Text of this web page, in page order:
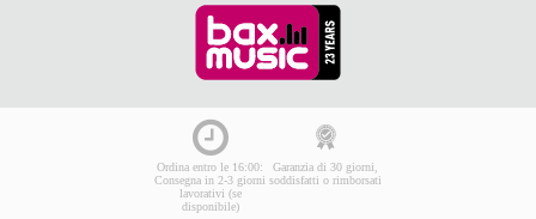
Ordina entro le 16:00:
Consegna in 2-3 giorni
lavorativi (se
disponibile)
Garanzia di 30 giorni,
soddisfatti o rimborsati